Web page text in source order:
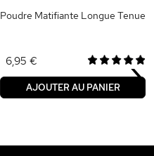
Poudre Matifiante Longue Tenue
6,95 €
AJOUTER AU PANIER ›